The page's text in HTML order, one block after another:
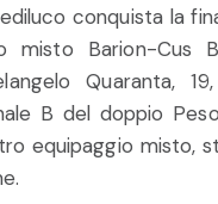
conquista la
misto Barion-Cus
Quaranta,
B del doppio
equipaggio misto,